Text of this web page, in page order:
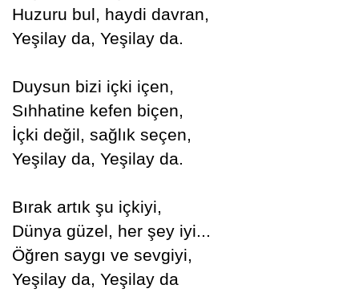
Huzuru bul, haydi davran,
Yeşilay da, Yeşilay da.
Duysun bizi içki içen,
Sıhhatine kefen biçen,
İçki değil, sağlık seçen,
Yeşilay da, Yeşilay da.
Bırak artık şu içkiyi,
Dünya güzel, her şey iyi...
Öğren saygı ve sevgiyi,
Yeşilay da, Yeşilay da